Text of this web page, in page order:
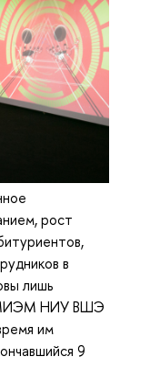
рост
в
лишь
МИЭМ НИУ ВШЭ
им
9